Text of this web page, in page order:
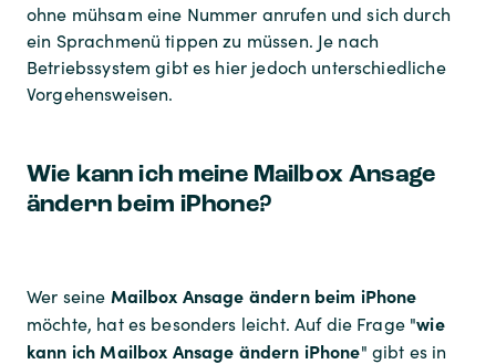
ohne mühsam eine Nummer anrufen und sich durch
ein Sprachmenü tippen zu müssen. Je nach
Betriebssystem gibt es hier jedoch unterschiedliche
Vorgehensweisen.
Wie kann ich meine Mailbox Ansage
ändern beim iPhone?
Wer seine Mailbox Ansage ändern beim iPhone
möchte, hat es besonders leicht. Auf die Frage "wie
kann ich Mailbox Ansage ändern iPhone" gibt es in